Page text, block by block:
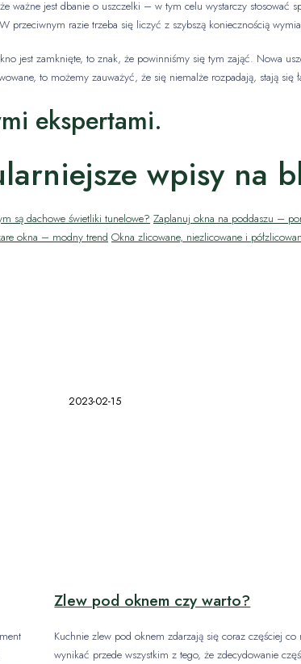
ważne jest dbanie o uszczelki – w tym celu wystarczy stosować
przeciwnym razie trzeba się liczyć z szybszą koniecznością
jest zamknięte, to znak, że powinniśmy się tym zająć. Nowa
to możemy zauważyć, że się niemalże rozpadają, stają
ekspertami.
wpisy na
są dachowe świetliki tunelowe? Zaplanuj okna na poddaszu –
okna – modny trend Okna zlicowane, niezlicowane i
Zlew pod oknem czy warto?
2023-02-15
Kuchnie zlew pod oknem zdarzają się coraz częściej co
wynikać przede wszystkim z tego, że zdecydowanie